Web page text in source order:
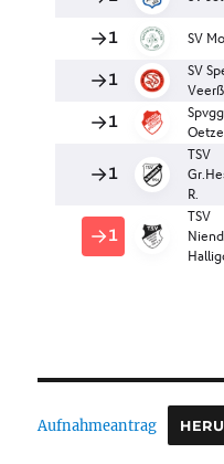
Aufnahmeantrag